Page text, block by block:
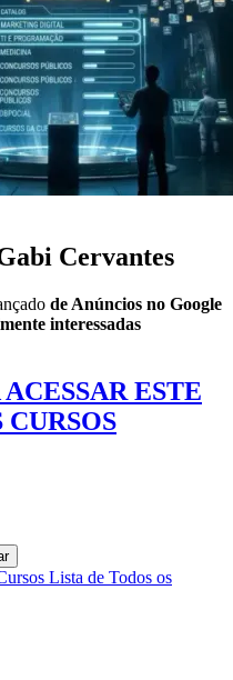
Cervantes
de Anúncios no Google
interessadas
ESTE
CURSOS
Lista de Todos os